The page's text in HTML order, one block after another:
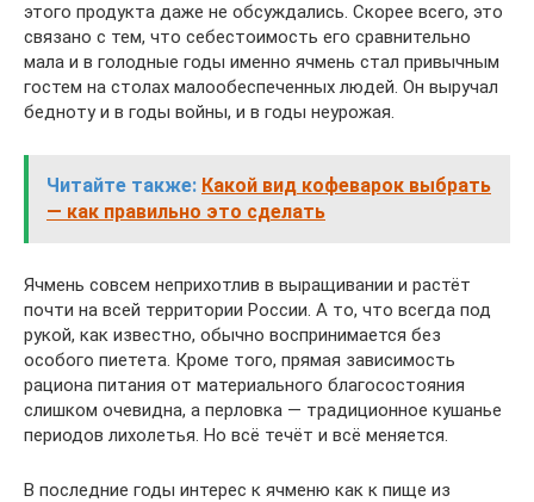
этого продукта даже не обсуждались. Скорее всего, это
связано с тем, что себестоимость его сравнительно
мала и в голодные годы именно ячмень стал привычным
гостем на столах малообеспеченных людей. Он выручал
бедноту и в годы войны, и в годы неурожая.
Читайте также: Какой вид кофеварок выбрать
— как правильно это сделать
Ячмень совсем неприхотлив в выращивании и растёт
почти на всей территории России. А то, что всегда под
рукой, как известно, обычно воспринимается без
особого пиетета. Кроме того, прямая зависимость
рациона питания от материального благосостояния
слишком очевидна, а перловка — традиционное кушанье
периодов лихолетья. Но всё течёт и всё меняется.
В последние годы интерес к ячменю как к пище из